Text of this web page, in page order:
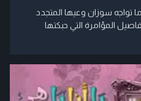
تواجه سوزان وعيها المتجدد
المؤامرة التي حبكتها